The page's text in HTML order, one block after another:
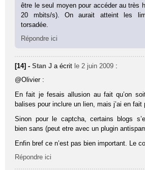
être le seul moyen pour accéder au très
20 mbits/s). On aurait atteint les
torsadée.
Répondre ici
[14] -Stan J a écrit le 2 juin 2009 :
@Olivier :
En fait je fesais allusion au fait qu’on
balises pour inclure un lien, mais j’ai en
Sinon pour le captcha, certains blogs
bien sans (peut etre avec un plugin
Enfin bref ce n’est pas bien important. Le
Répondre ici